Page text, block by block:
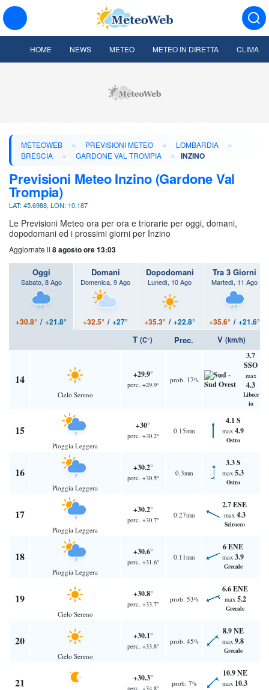
HOME NEWS METEO METEO IN DIRETTA CLIMA
METEOWEB » PREVISIONI METEO » LOMBARDIA »
BRESCIA » GARDONE VAL TROMPIA » INZINO
Previsioni Meteo Inzino (Gardone Val
Trompia)
LAT: 45.6988, LON: 10.187
Le Previsioni Meteo ora per ora e triorarie per oggi, domani,
dopodomani ed i prossimi giorni per Inzino
Aggiornate il 8 agosto ore 13:03
Oggi
Sabato, 8 Ago
+30.8° / +21.8°
Domani
Domenica, 9 Ago
+32.5° / +27°
Dopodomani
Lunedì, 10 Ago
+35.3° / +22.8°
Tra 3 Giorni
Martedì, 11 Ago
+35.6° / +21.6°
T (C°) Prec. V (km/h)
14
Cielo Sereno
+29.9°
perc. +29.9°
prob. 17%
3.7
SSO
max
4.3
Libecc
io
15
Pioggia Leggera
+30°
perc. +30.2°
0.15mm
4.1 S
max 4.9
Ostro
16
Pioggia Leggera
+30.2°
perc. +30.5°
0.3mm
3.3 S
max 5.3
Ostro
17
Pioggia Leggera
+30.2°
perc. +30.7°
0.27mm
2.7 ESE
max 4.3
Scirocco
18
Pioggia Leggera
+30.6°
perc. +31.6°
0.11mm
6 ENE
max 3.9
Grecale
19
Cielo Sereno
+30.8°
perc. +33.7°
prob. 53%
6.6 ENE
max 5.2
Grecale
20
Cielo Sereno
+30.1°
perc. +33.8°
prob. 45%
8.9 NE
max 9.8
Grecale
21 +30.3°
perc. +34.8°
prob. 7%
10.9 NE
max 10.3